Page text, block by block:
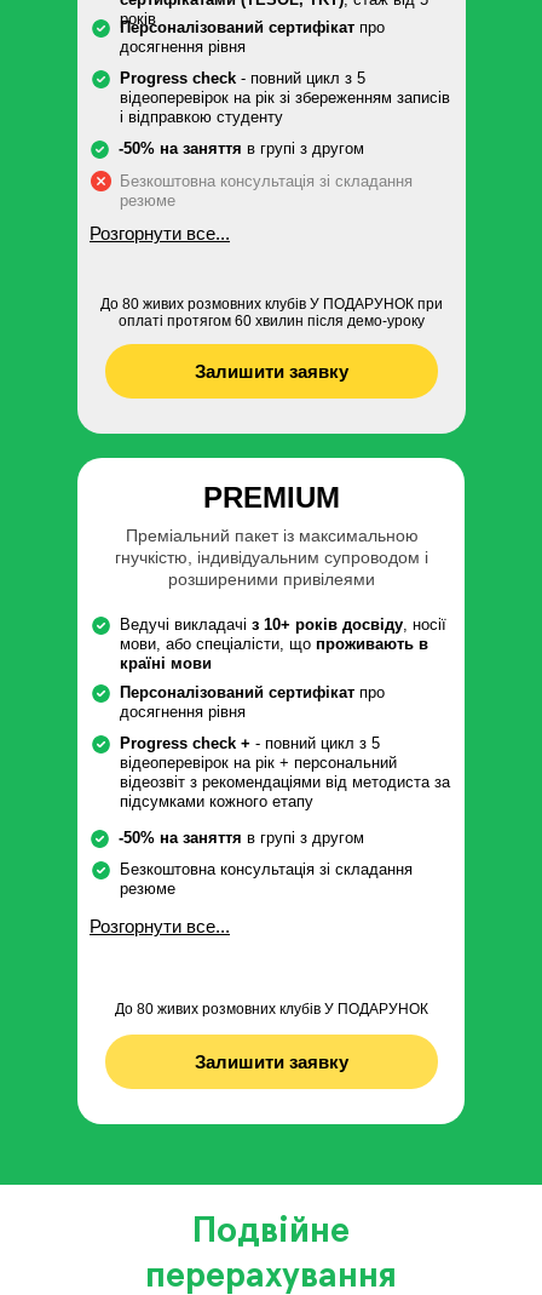
PREMIUM
років
Персоналізований сертифікат про
досягнення рівня
Персоналізований сертифікат про
досягнення рівня
Ведучі викладачі з 10+ років досвіду , носії
мови, або спеціалісти, що проживають в
країні мови
Преміальний пакет із максимальною
гнучкістю, індивідуальним супроводом і
розширеними привілеями
Безкоштовна консультація зі складання
резюме
-50% на заняття в групі з другом
Безкоштовна консультація зі складання
резюме
Progress check + - повний цикл з 5
відеоперевірок на рік + персональний
відеозвіт з рекомендаціями від методиста за
підсумками кожного етапу
Progress check - повний цикл з 5
відеоперевірок на рік зі збереженням записів
і відправкою студенту
-50% на заняття в групі з другом
До 80 живих розмовних клубів У ПОДАРУНОК при
оплаті протягом 60 хвилин після демо-уроку
Залишити заявку
До 80 живих розмовних клубів У ПОДАРУНОК
Залишити заявку
Розгорнути все...
Розгорнути все...
Подвійне
перерахування